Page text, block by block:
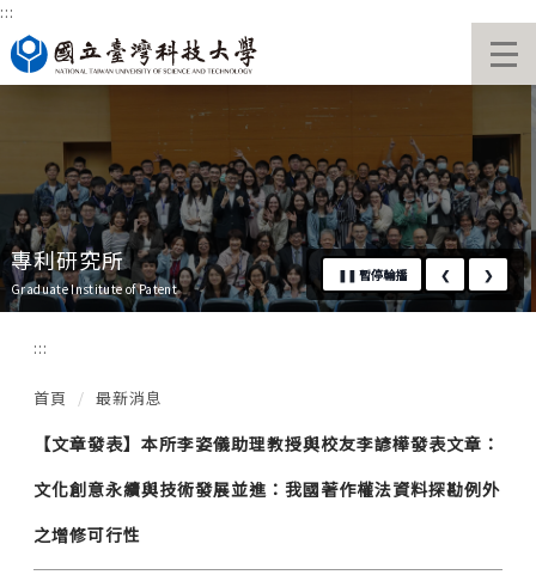
跳
到
主
要
:::
國立臺灣科技大學首頁
❚❚ 暫停輪播 ❮ ❯
專利研究所
Graduate Institute of Patent
:::
首頁 最新消息
【文章發表】本所李姿儀助理教授與校友李諺樺發表文章：
文化創意永續與技術發展並進：我國著作權法資料探勘例外
之增修可行性